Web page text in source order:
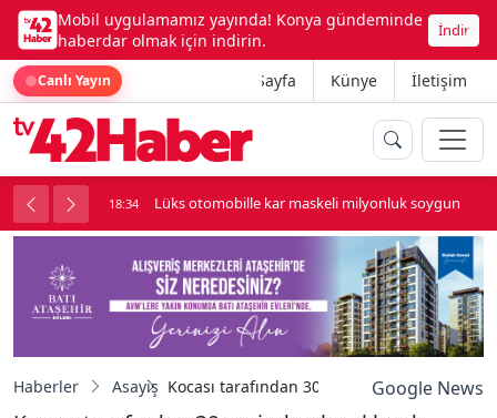
Mobil uygulamamız yayında! Konya gündeminde
haberdar olmak için indirin.
İndir
Canlı Yayın Ana Sayfa Künye İletişim
kavga çıktı 18:34 Lüks otomobille kar maskeli milyonluk soygun
Haberler Asayiş Kocası tarafından 30 yerindenGoogle News